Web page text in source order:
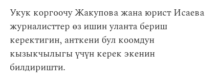
Укук коргоочу Жакупова жана юрист Исаева
журналисттер өз ишин уланта бериш
керектигин, анткени бул коомдун
кызыкчылыгы үчүн керек экенин
билдиришти.